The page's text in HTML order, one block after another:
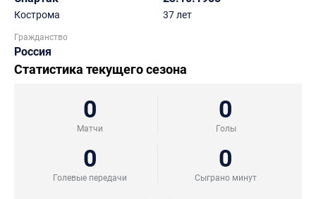
Кострома 37 лет
Гражданство
Россия
Статистика текущего сезона
0
Матчи
0
Голы
0
Голевые передачи
0
Сыграно минут